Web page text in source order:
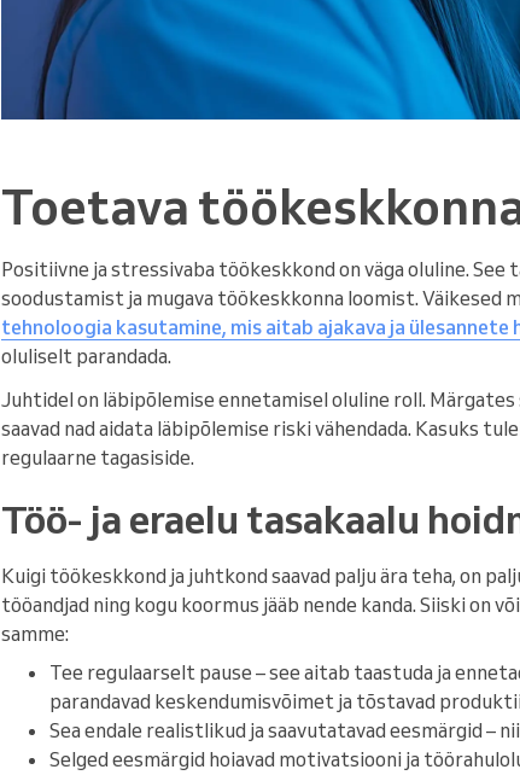
Toetava
Positiivne ja stressivaba töökeskkond on väga oluline.
soodustamist ja mugava töökeskkonna loomist. Väikesed
tehnoloogia kasutamine, mis aitab ajakava ja
oluliselt parandada.
Juhtidel on läbipõlemise ennetamisel oluline roll.
saavad nad aidata läbipõlemise riski vähendada. Kasuks
regulaarne tagasiside.
Töö- ja eraelu tasakaalu
Kuigi töökeskkond ja juhtkond saavad palju ära teha, on
tööandjad ning kogu koormus jääb nende kanda. Siiski on
samme:
Tee regulaarselt pause – see aitab taastuda ja
parandavad keskendumisvõimet ja tõstavad
Sea endale realistlikud ja saavutatavad eesmärgid –
Selged eesmärgid hoiavad motivatsiooni ja